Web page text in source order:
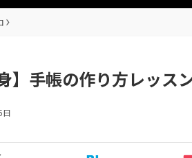
】手帳の作り方レッ
日